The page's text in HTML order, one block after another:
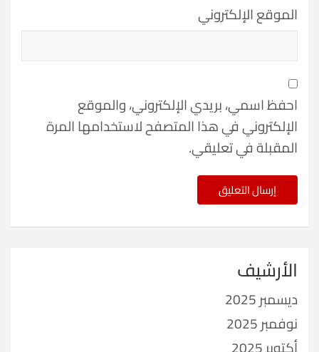
الموقع الإلكتروني
احفظ اسمي، بريدي الإلكتروني، والموقع
الإلكتروني في هذا المتصفح لاستخدامها المرة
المقبلة في تعليقي.
الأرشيف
ديسمبر 2025
نوفمبر 2025